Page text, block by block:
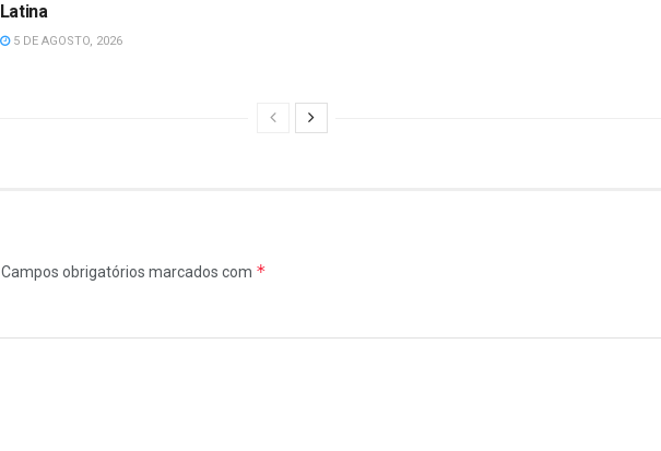
Latina
5 DE AGOSTO, 2026
Campos obrigatórios marcados com *